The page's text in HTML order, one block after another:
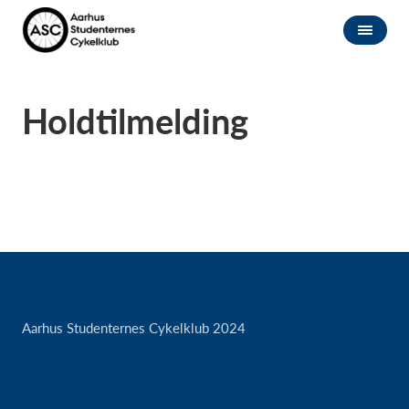
Holdtilmelding
Aarhus Studenternes Cykelklub 2024